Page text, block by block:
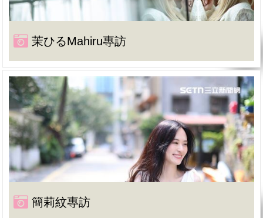
茉ひるMahiru專訪
簡莉紋專訪